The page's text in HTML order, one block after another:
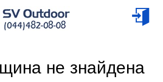
не знайдена